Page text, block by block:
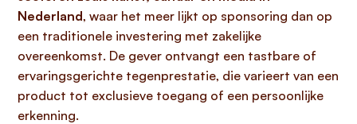
Nederland, waar het meer lijkt op sponsoring dan op
een traditionele investering met zakelijke
overeenkomst. De gever ontvangt een tastbare of
ervaringsgerichte tegenprestatie, die varieert van een
product tot exclusieve toegang of een persoonlijke
erkenning.